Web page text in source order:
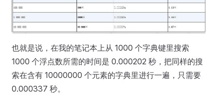
也就是说，在我的笔记本上从 1000 个字典键里搜索
1000 个浮点数所需的时间是 0.000202 秒，把同样的搜
索在含有 10000000 个元素的字典里进行一遍，只需要
0.000337 秒。